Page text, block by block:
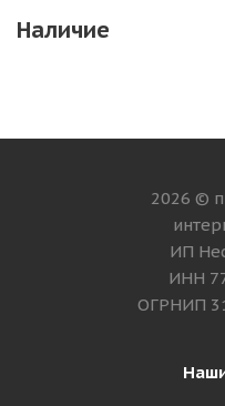
Наличие
2026 ©
ИП
ИНН
ОГРНИП